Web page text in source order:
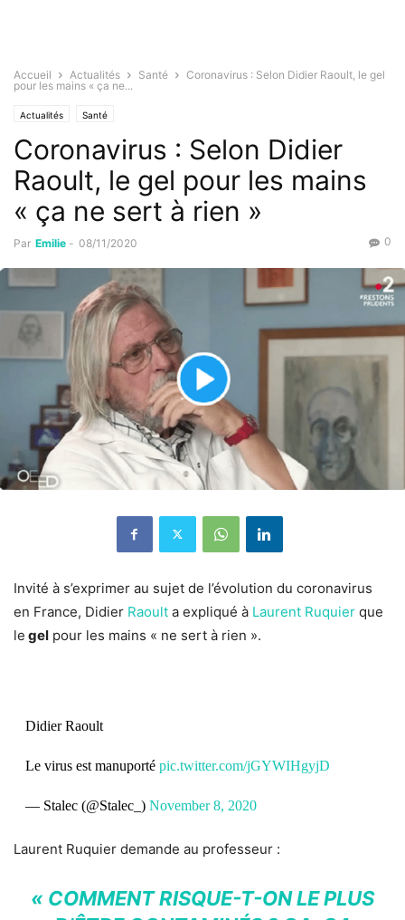
Accueil Actualités Santé
Coronavirus : Selon Didier Raoult, le gel
pour les mains « ça ne...
Actualités Santé
Coronavirus : Selon Didier
Raoult, le gel pour les mains
« ça ne sert à rien »
Par Emilie - 08/11/2020 0
Invité à s’exprimer au sujet de l’évolution du coronavirus
en France, Didier Raoult a expliqué à Laurent Ruquier que
le gel pour les mains « ne sert à rien ».
Didier Raoult
Le virus est manuporté pic.twitter.com/jGYWIHgyjD
— Stalec (@Stalec_) November 8, 2020
Laurent Ruquier demande au professeur :
« COMMENT RISQUE-T-ON LE PLUS